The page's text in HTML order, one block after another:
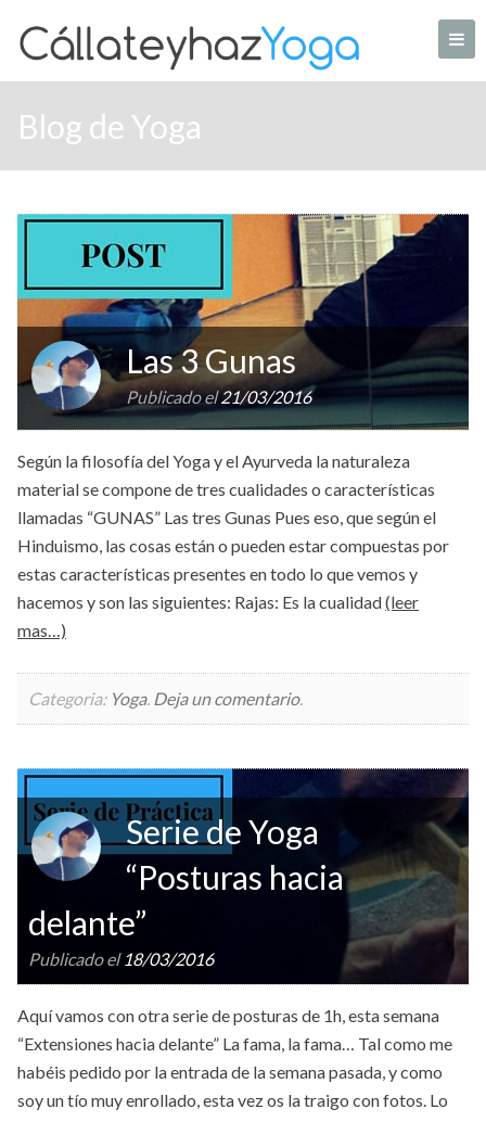
Blog de Yoga
Las 3 Gunas
Publicado el21/03/2016
Según la filosofía del Yoga y el Ayurveda la naturaleza
material se compone de tres cualidades o características
llamadas “GUNAS” Las tres Gunas Pues eso, que según el
Hinduismo, las cosas están o pueden estar compuestas por
estas características presentes en todo lo que vemos y
hacemos y son las siguientes: Rajas: Es la cualidad(leer
mas…)
Categoria: Yoga. Deja un comentario.
Serie de Yoga
“Posturas hacia
delante”
Publicado el 18/03/2016
Aquí vamos con otra serie de posturas de 1h, esta semana
“Extensiones hacia delante” La fama, la fama… Tal como me
habéis pedido por la entrada de la semana pasada, y como
soy un tío muy enrollado, esta vez os la traigo con fotos. Lo